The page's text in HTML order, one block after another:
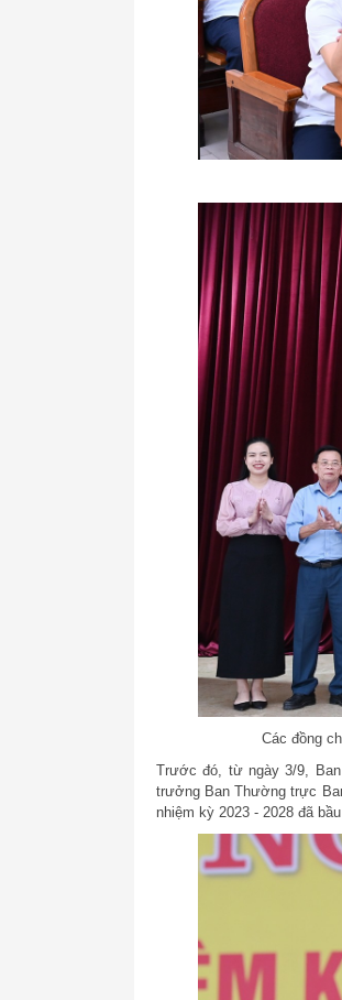
Các đồng
Trước đó, từ ngày 3/9,
trưởng Ban Thường trực
nhiệm kỳ 2023 - 2028 đã